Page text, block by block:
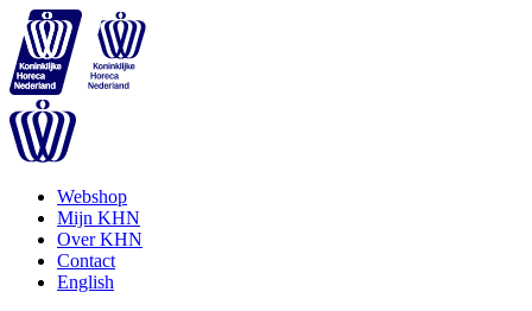
Webshop
Mijn KHN
Over KHN
Contact
English